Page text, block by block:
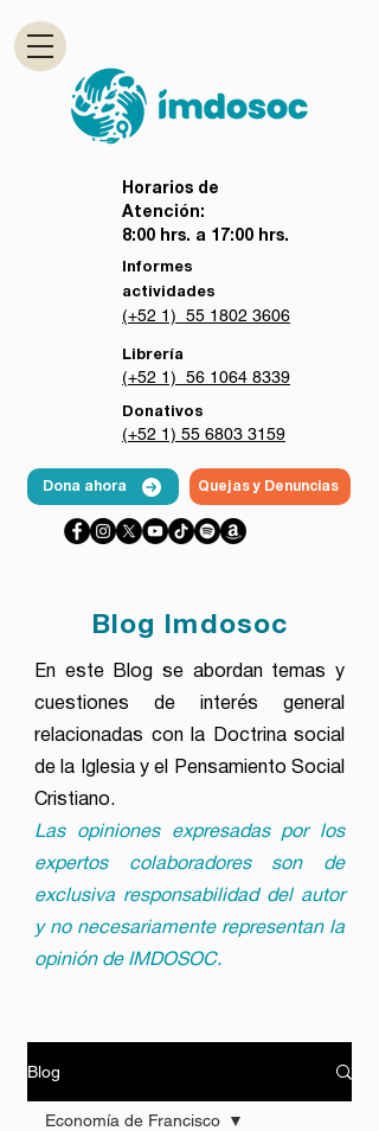
Horarios de
Atención:
8:00 hrs. a 17:00 hrs.
Informes
actividades
(+52 1) 55 1802 3606
Librería
(+52 1) 56 1064 8339
Donativos
(+52 1) 55 6803 3159
Dona ahora Quejas y Denuncias
Blog Imdosoc
En este Blog se abordan temas y
cuestiones de interés general
relacionadas con la Doctrina social
de la Iglesia y el Pensamiento Social
Cristiano.
Las opiniones expresadas por los
expertos colaboradores son de
exclusiva responsabilidad del autor
y no necesariamente representan la
opinión de IMDOSOC.
Blog
Economía de Francisco